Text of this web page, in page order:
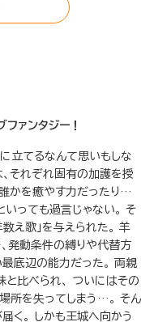
ァンタジー！
立てるなんて思いもしな
それぞれ固有の加護を授
かを癒やす力だったり…
いっても過言じゃない。 そ
え歌」を与えられた。 羊
発動条件の縛りや代替方
底辺の能力だった。 両親
比べられ、 ついにはその
所を失ってしまう…。 そん
く。 しかも王城へ向かう